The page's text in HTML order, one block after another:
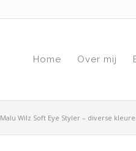
Home Over mij
Malu Wilz Soft Eye Styler – diverse